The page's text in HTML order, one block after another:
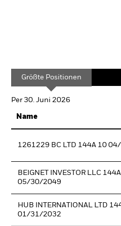
Größte Positionen
Per 30. Juni 2026
Name
1261229 BC LTD 144A 10
BEIGNET INVESTOR LLC
05/30/2049
HUB INTERNATIONAL LTD
01/31/2032